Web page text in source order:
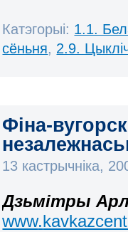
Катэгорыі: 1.1.
сёньня, 2.9.
Фіна-
13 кастрычніка,
Дзьмітры
www.